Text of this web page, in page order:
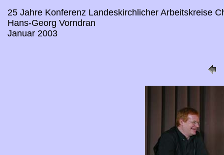
25 Jahre Konferenz Landeskirchlicher Arbeitskreise
Hans-Georg Vorndran
Januar 2003